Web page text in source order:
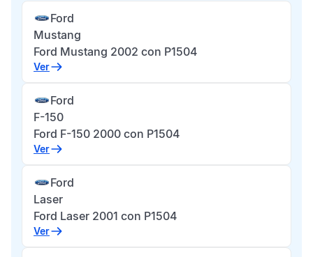
Ford
Mustang
Ford Mustang 2002 con P1504
Ver
Ford
F-150
Ford F-150 2000 con P1504
Ver
Ford
Laser
Ford Laser 2001 con P1504
Ver